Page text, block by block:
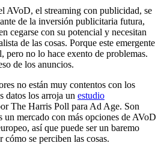
AVoD, el streaming con publicidad, se
de la inversión publicitaria futura,
cegarse con su potencial y necesitan
de las cosas. Porque este emergente
pero no lo hace exento de problemas.
de los anuncios.
no están muy contentos con los
datos los arroja un estudio
The Harris Poll para Ad Age. Son
mercado con más opciones de AVoD
así que puede ser un baremo
cómo se perciben las cosas.